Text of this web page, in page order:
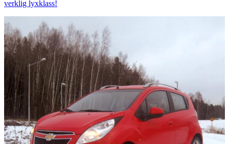
verklig lyxklass!